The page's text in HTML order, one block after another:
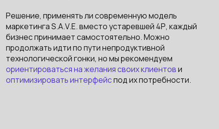
Решение, применять ли современную модель
маркетинга S.A.V.E. вместо устаревшей 4Р, каждый
бизнес принимает самостоятельно. Можно
продолжать идти по пути непродуктивной
технологической гонки, но мы рекомендуем
ориентироваться на желания своих клиентови
оптимизировать интерфейспод их потребности.